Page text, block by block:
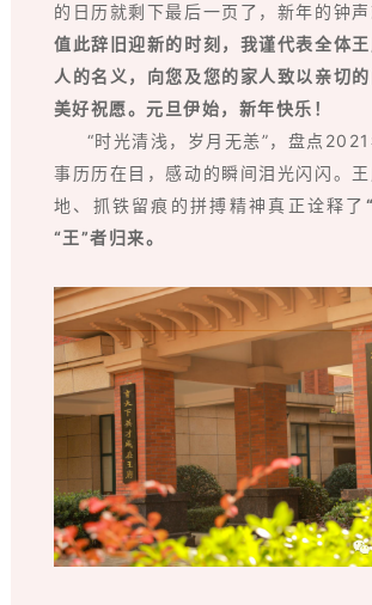
的日历就剩下最后一页了，新年的钟声
值此辞旧迎新的时刻，我谨代表全体
人的名义，向您及您的家人致以亲切
美好祝愿。元旦伊始，新年快乐！
“时光清浅，岁月无恙”，盘点2021
事历历在目，感动的瞬间泪光闪闪。
地、抓铁留痕的拼搏精神真正诠释了
“王”者归来。